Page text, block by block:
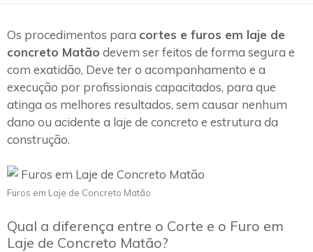
Os procedimentos para cortes e furos em laje de
concreto Matão devem ser feitos de forma segura e
com exatidão, Deve ter o acompanhamento e a
execução por profissionais capacitados, para que
atinga os melhores resultados, sem causar nenhum
dano ou acidente a laje de concreto e estrutura da
construção.
Furos em Laje de Concreto Matão
Qual a diferença entre o Corte e o Furo em
Laje de Concreto Matão?